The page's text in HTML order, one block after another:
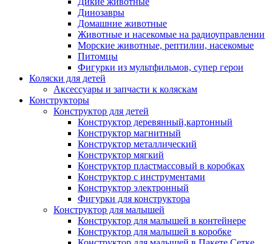
Динозавры
Домашние животные
Животные и насекомые на радиоуправлении
Морские животные, рептилии, насекомые
Питомцы
Фигурки из мультфильмов, супер герои
Коляски для детей
Аксессуары и запчасти к коляскам
Конструкторы
Конструктор для детей
Конструктор деревянный,картонный
Конструктор магнитный
Конструктор металлический
Конструктор мягкий
Конструктор пластмассовый в коробках
Конструктор с инструментами
Конструктор электронный
Фигурки для конструктора
Конструктор для малышей
Конструктор для малышей в контейнере
Конструктор для малышей в коробке